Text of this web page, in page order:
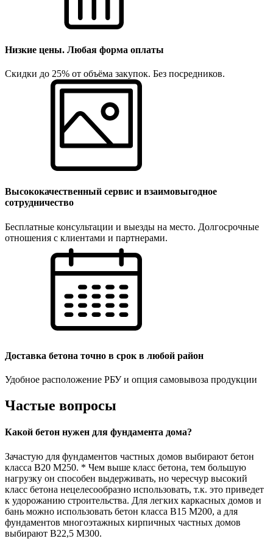
Низкие цены. Любая форма оплаты
Скидки до 25% от объёма закупок. Без посредников.
Высококачественный сервис и взаимовыгодное
сотрудничество
Бесплатные консультации и выезды на место. Долгосрочные
отношения с клиентами и партнерами.
Доставка бетона точно в срок в любой район
Удобное расположение РБУ и опция самовывоза продукции
Частые вопросы
Какой бетон нужен для фундамента дома?
Зачастую для фундаментов частных домов выбирают бетон
класса В20 М250. * Чем выше класс бетона, тем большую
нагрузку он способен выдерживать, но чересчур высокий
класс бетона нецелесообразно использовать, т.к. это приведет
к удорожанию строительства. Для легких каркасных домов и
бань можно использовать бетон класса В15 М200, а для
фундаментов многоэтажных кирпичных частных домов
выбирают В22,5 М300.